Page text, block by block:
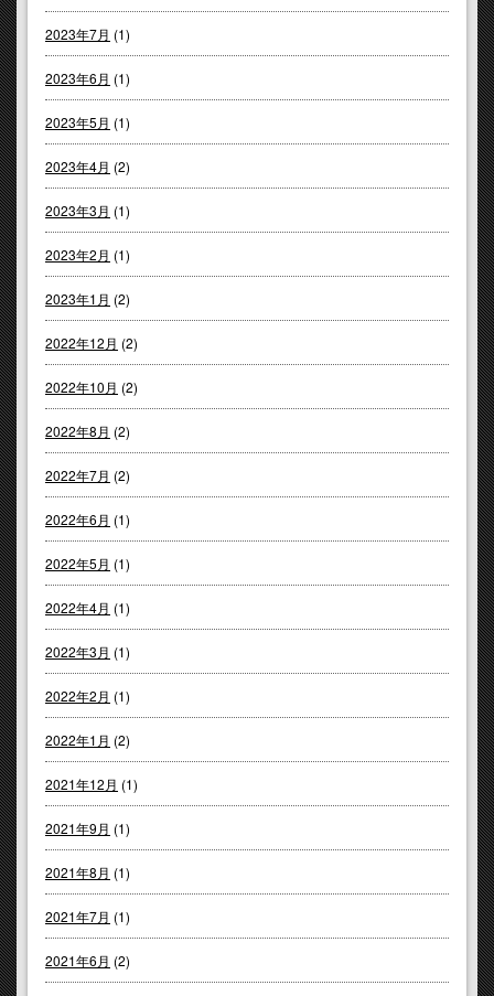
2023年7月 (1)
2023年6月 (1)
2023年5月 (1)
2023年4月 (2)
2023年3月 (1)
2023年2月 (1)
2023年1月 (2)
2022年12月 (2)
2022年10月 (2)
2022年8月 (2)
2022年7月 (2)
2022年6月 (1)
2022年5月 (1)
2022年4月 (1)
2022年3月 (1)
2022年2月 (1)
2022年1月 (2)
2021年12月 (1)
2021年9月 (1)
2021年8月 (1)
2021年7月 (1)
2021年6月 (2)